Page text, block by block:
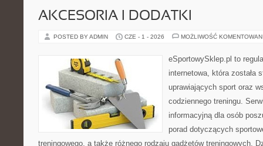
AKCESORIA I DODATKI
POSTED BY ADMIN CZE - 1 - 2026 MOŻLIWOŚĆ
eSportowySklep.pl to
internetowa, która została
uprawiających sport oraz
codziennego treningu.
informacyjną dla osób
porad dotyczących
treningowego, a także różnego rodzaju gadżetów treningowych.